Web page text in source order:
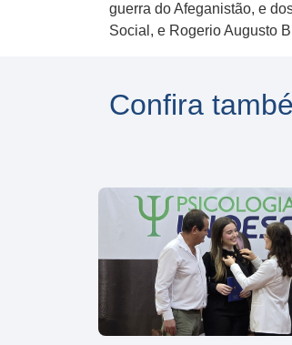
guerra do Afeganistão, e
Social, e Rogerio Augusto
Confira